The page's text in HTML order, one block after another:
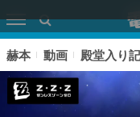
赫本 動画 殿堂入り